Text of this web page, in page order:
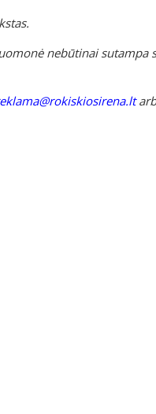
nebūtinai